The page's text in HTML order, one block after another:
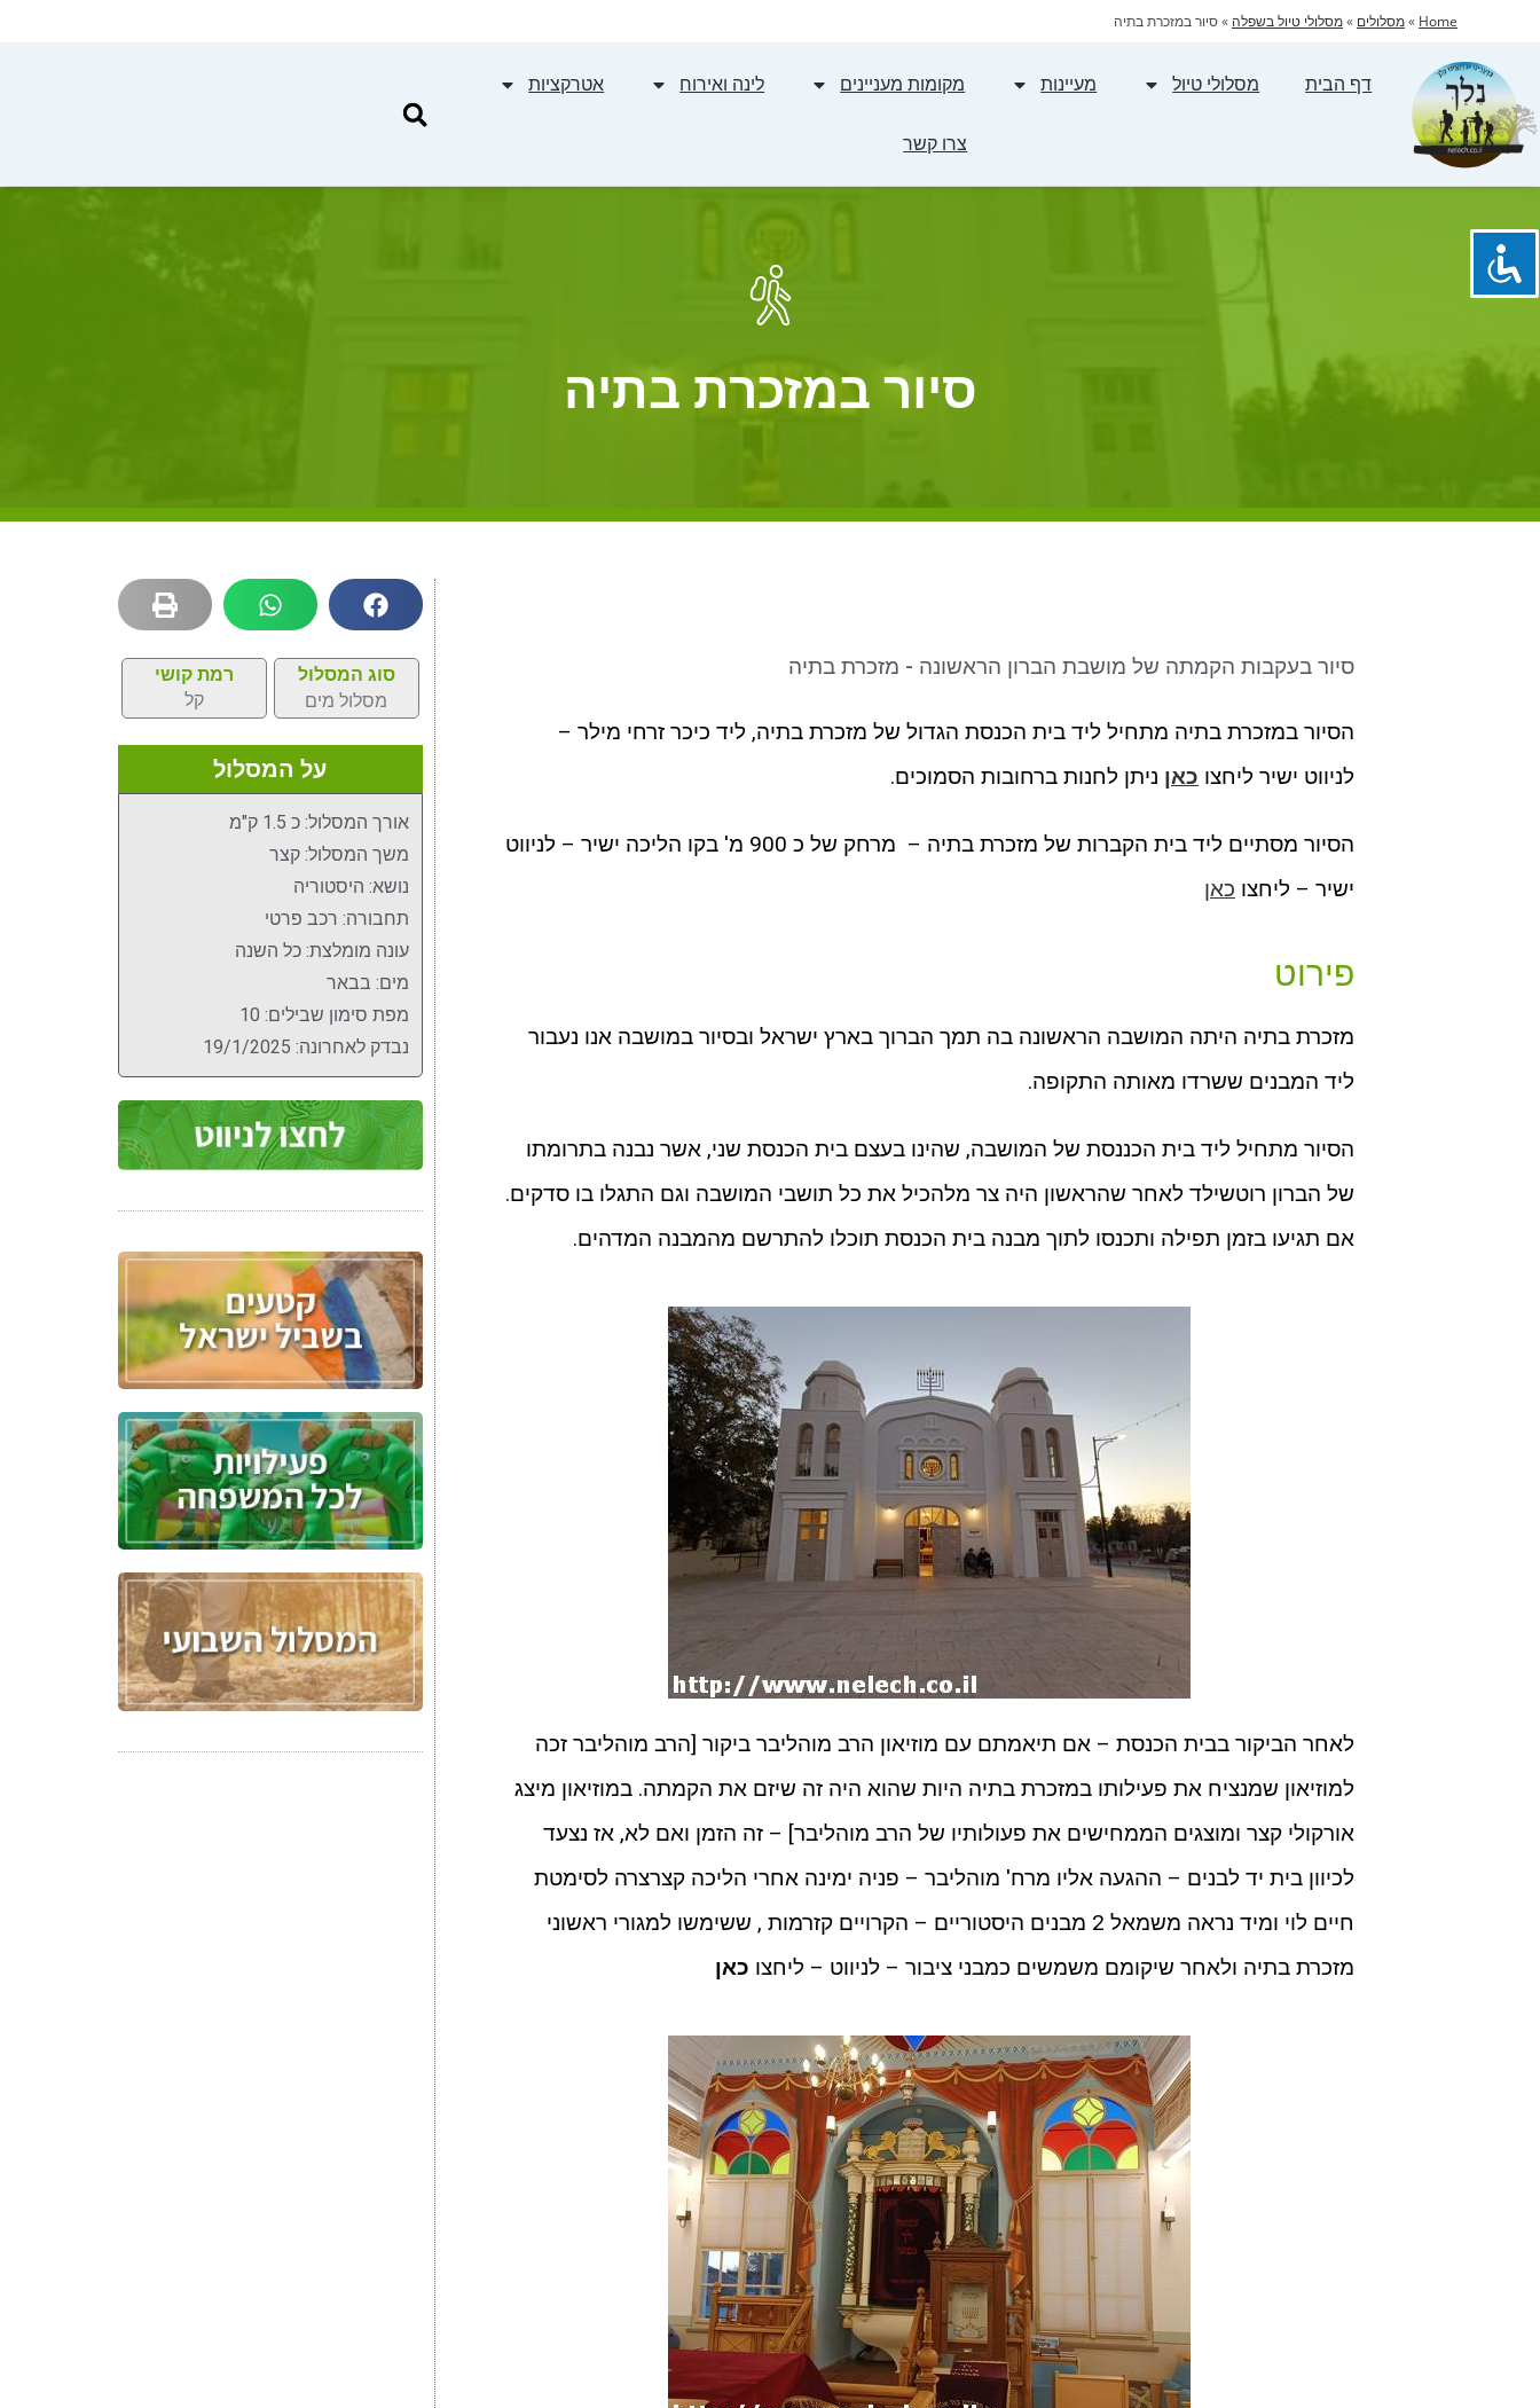
Home
»מסלולים »מסלולי טיול בשפלה »סיור במזכרת בתיה
דף הבית מסלולי טיול מעיינות מקומות מעניינים לינה ואירוח אטרקציות
צרו קשר
סיור במזכרת בתיה
סיור בעקבות הקמתה של מושבת הברון הראשונה - מזכרת בתיה
הסיור במזכרת בתיה מתחיל ליד בית הכנסת הגדול של מזכרת בתיה, ליד כיכר זרחי מילר –
לניווט ישיר ליחצו כאן ניתן לחנות ברחובות הסמוכים.
הסיור מסתיים ליד בית הקברות של מזכרת בתיה – מרחק של כ 900 מ' בקו הליכה ישיר – לניווט
ישיר – ליחצו כאן
פירוט
מזכרת בתיה היתה המושבה הראשונה בה תמך הברוך בארץ ישראל ובסיור במושבה אנו נעבור
ליד המבנים ששרדו מאותה התקופה.
הסיור מתחיל ליד בית הכננסת של המושבה, שהינו בעצם בית הכנסת שני, אשר נבנה בתרומתו
של הברון רוטשילד לאחר שהראשון היה צר מלהכיל את כל תושבי המושבה וגם התגלו בו סדקים.
אם תגיעו בזמן תפילה ותכנסו לתוך מבנה בית הכנסת תוכלו להתרשם מהמבנה המדהים.
לאחר הביקור בבית הכנסת – אם תיאמתם עם מוזיאון הרב מוהליבר ביקור [הרב מוהליבר זכה
למוזיאון שמנציח את פעילותו במזכרת בתיה היות שהוא היה זה שיזם את הקמתה. במוזיאון מיצג
אורקולי קצר ומוצגים הממחישים את פעולותיו של הרב מוהליבר] – זה הזמן ואם לא, אז נצעד
לכיוון בית יד לבנים – ההגעה אליו מרח' מוהליבר – פניה ימינה אחרי הליכה קצרצרה לסימטת
חיים לוי ומיד נראה משמאל 2 מבנים היסטוריים – הקרויים קזרמות , ששימשו למגורי ראשוני
מזכרת בתיה ולאחר שיקומם משמשים כמבני ציבור – לניווט – ליחצו כאן
סוג המסלול
מסלול מים
רמת קושי
קל
על המסלול
אורך המסלול: כ 1.5 ק"מ
משך המסלול: קצר
נושא: היסטוריה
תחבורה: רכב פרטי
עונה מומלצת: כל השנה
מים: בבאר
מפת סימון שבילים: 10
נבדק לאחרונה: 19/1/2025